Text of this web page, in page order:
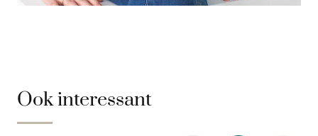
Ook interessant